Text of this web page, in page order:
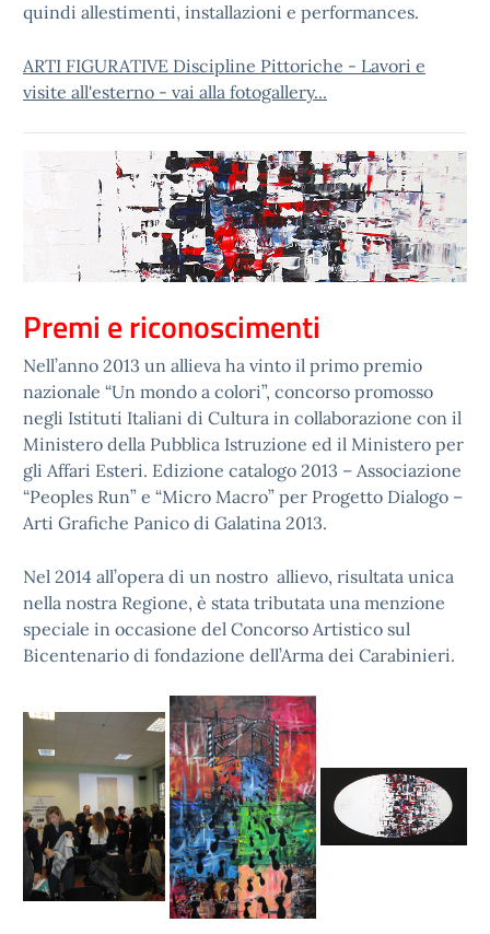
quindi allestimenti, installazioni e performances.
ARTI FIGURATIVE Discipline Pittoriche - Lavori e
visite all'esterno - vai alla fotogallery...
Premi e riconoscimenti
Nell’anno 2013 un allieva ha vinto il primo premio
nazionale “Un mondo a colori”, concorso promosso
negli Istituti Italiani di Cultura in collaborazione con il
Ministero della Pubblica Istruzione ed il Ministero per
gli Affari Esteri. Edizione catalogo 2013 – Associazione
“Peoples Run” e “Micro Macro” per Progetto Dialogo –
Arti Grafiche Panico di Galatina 2013.
Nel 2014 all’opera di un nostro allievo, risultata unica
nella nostra Regione, è stata tributata una menzione
speciale in occasione del Concorso Artistico sul
Bicentenario di fondazione dell’Arma dei Carabinieri.